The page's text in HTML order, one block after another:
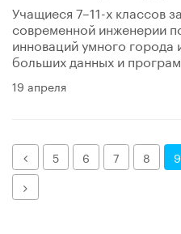
Учащиеся 7–11-х классов
современной инженерии
инноваций умного
больших данных и
19 апреля
Назад
5 6 7 8 9
Далее